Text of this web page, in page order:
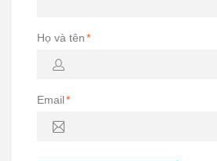
Họ và tên*
Email*